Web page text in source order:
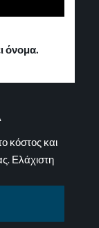
όνομα.
κόστος και
Ελάχιστη